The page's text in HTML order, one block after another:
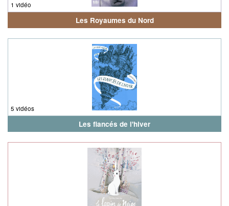
1 vidéo
Les Royaumes du Nord
5 vidéos
Les fiancés de l'hiver